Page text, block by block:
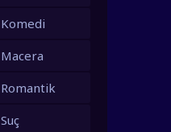
Komedi
Macera
Romantik
Suç